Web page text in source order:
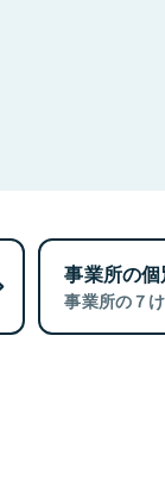
事業所の
事業所の７